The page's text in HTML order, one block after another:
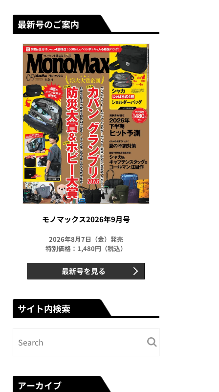
最新号のご案内
モノマックス2026年9月号
2026年8月7日（金）発売
特別価格：1,480円（税込）
最新号を見る
サイト内検索
アーカイブ